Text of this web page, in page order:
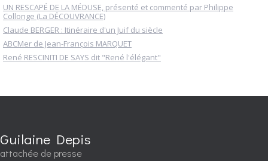
UN RESCAPÉ DE LA MÉDUSE, présenté et commenté par Philippe
Collonge (La DÉCOUVRANCE)
Claude BERGER : Itinéraire d'un Juif du siècle
ABCMer de Jean-François MARQUET
René RESCINITI DE SAYS dit "René l'élégant"
Guilaine Depis
attachée de presse